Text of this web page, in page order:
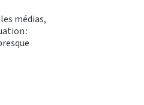
médias,
: